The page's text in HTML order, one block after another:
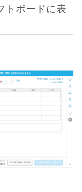
トボードに表